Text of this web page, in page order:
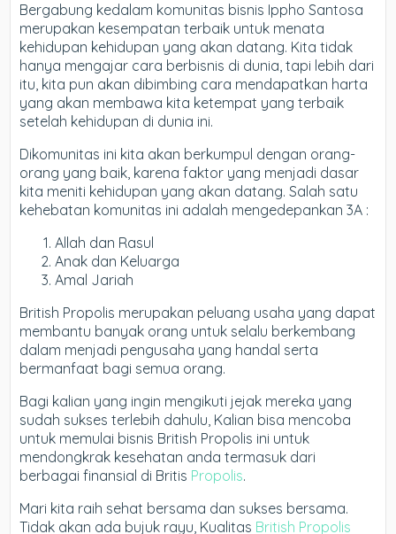
Bergabung kedalam komunitas bisnis Ippho Santosa
merupakan kesempatan terbaik untuk menata
kehidupan kehidupan yang akan datang. Kita tidak
hanya mengajar cara berbisnis di dunia, tapi lebih dari
itu, kita pun akan dibimbing cara mendapatkan harta
yang akan membawa kita ketempat yang terbaik
setelah kehidupan di dunia ini.
Dikomunitas ini kita akan berkumpul dengan orang-
orang yang baik, karena faktor yang menjadi dasar
kita meniti kehidupan yang akan datang. Salah satu
kehebatan komunitas ini adalah mengedepankan 3A :
Allah dan Rasul
Anak dan Keluarga
Amal Jariah
British Propolis merupakan peluang usaha yang dapat
membantu banyak orang untuk selalu berkembang
dalam menjadi pengusaha yang handal serta
bermanfaat bagi semua orang.
Bagi kalian yang ingin mengikuti jejak mereka yang
sudah sukses terlebih dahulu, Kalian bisa mencoba
untuk memulai bisnis British Propolis ini untuk
mendongkrak kesehatan anda termasuk dari
berbagai finansial di Britis Propolis.
Mari kita raih sehat bersama dan sukses bersama.
Tidak akan ada bujuk rayu, Kualitas British Propolis